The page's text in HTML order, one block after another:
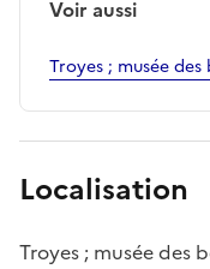
Voir aussi
Troyes ; musée
Localisation
Troyes ; musée des